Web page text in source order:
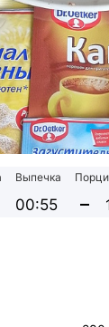
Выпечка
00:55